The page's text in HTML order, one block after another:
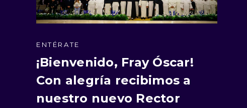
ENTÉRATE
¡Bienvenido, Fray Óscar!
Con alegría recibimos a
nuestro nuevo Rector